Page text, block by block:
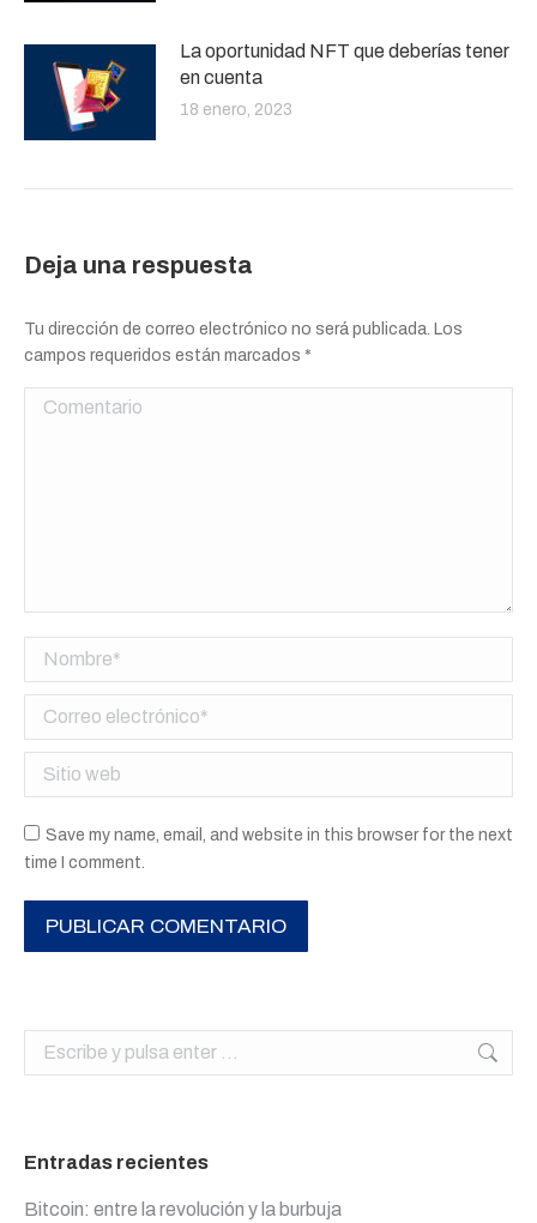
La oportunidad NFT que deberías tener
en cuenta
18 enero, 2023
Deja una respuesta
Tu dirección de correo electrónico no será publicada. Los
campos requeridos están marcados *
Comentario
Nombre *
Correo electrónico *
Sitio web
Save my name, email, and website in this browser for the next
time I comment.
PUBLICAR COMENTARIO
Buscar:
Entradas recientes
Bitcoin: entre la revolución y la burbuja